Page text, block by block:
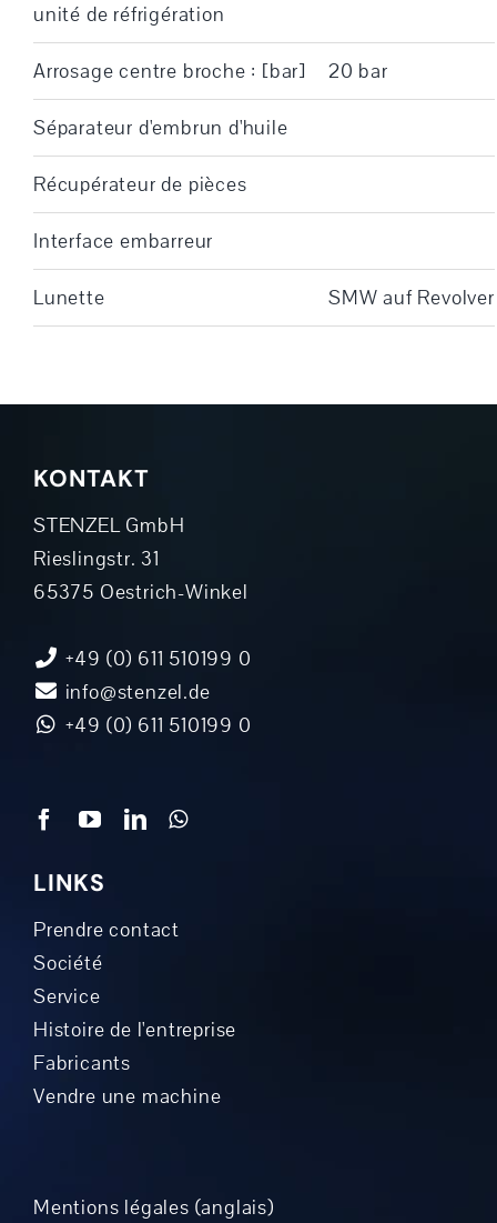
unité de réfrigération
Arrosage centre broche : [bar] 20 bar
Séparateur d'embrun d'huile
Récupérateur de pièces
Interface embarreur
Lunette SMW auf Revolver
KONTAKT
STENZEL GmbH
Rieslingstr. 31
65375 Oestrich-Winkel
+49 (0) 611 510199 0
info@stenzel.de
+49 (0) 611 510199 0
LINKS
Prendre contact
Société
Service
Histoire de l'entreprise
Fabricants
Vendre une machine
Mentions légales (anglais)